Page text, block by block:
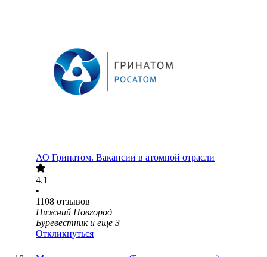
АО Гринатом. Вакансии в атомной отрасли
4.1
•
1108 отзывов
Нижний Новгород
Буревестник и еще 3
Откликнуться